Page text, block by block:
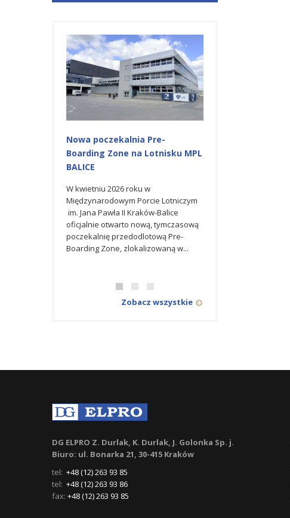
Nowa poczekalnia Pre-
Boarding Zone na Lotnisku MPL
BALICE
W kwietniu 2026 roku w
Międzynarodowym Porcie Lotniczym
im. Jana Pawła II Kraków-Balice
oficjalnie otwarto nową, tymczasową
poczekalnię przedodlotową Pre-
Boarding Zone, zlokalizowaną w...
Zobacz wszystkie
DG ELPRO Z. Durlak, K. Durlak, J. Golonka Sp. j.
Biuro: ul. Bonarka 21, 30-415 Kraków
tel: +48 (12) 263 93 85
tel: +48 (12) 263 93 86
fax: +48 (12) 263 93 85